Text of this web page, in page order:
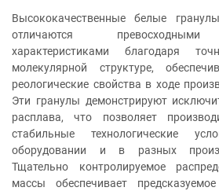
Высококачественные белые
отличаются превосходными
характеристиками благодаря
молекулярной структуре,
реологические свойства в ходе
Эти гранулы демонстрируют
расплава, что позволяет
стабильные технологические
оборудовании и в разных
Тщательно контролируемое
массы обеспечивает